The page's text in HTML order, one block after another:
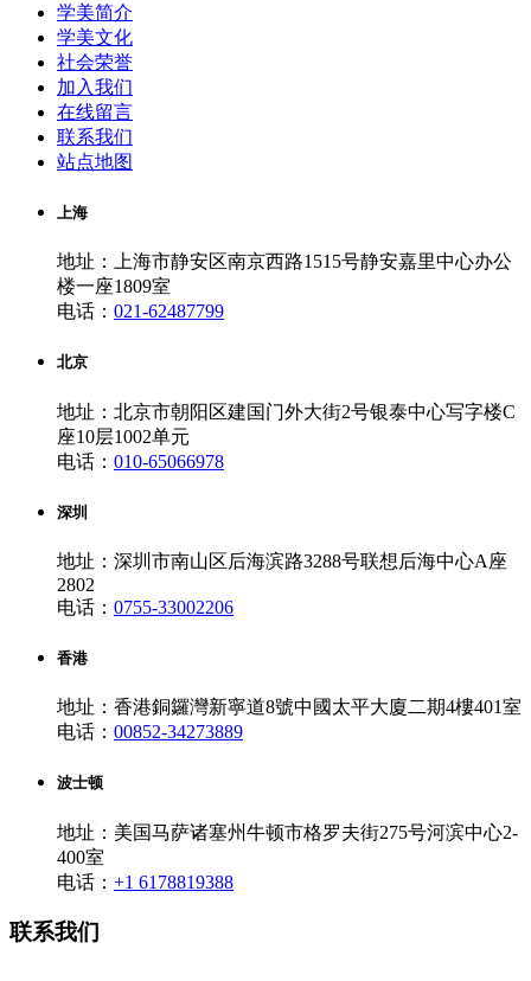
学美简介
学美文化
社会荣誉
加入我们
在线留言
联系我们
站点地图
上海
地址：上海市静安区南京西路1515号静安嘉里中心办公
楼一座1809室
电话： 021-62487799
北京
地址：北京市朝阳区建国门外大街2号银泰中心写字楼C
座10层1002单元
电话： 010-65066978
深圳
地址：深圳市南山区后海滨路3288号联想后海中心A座
2802
电话： 0755-33002206
香港
地址：香港銅鑼灣新寧道8號中國太平大廈二期4樓401室
电话： 00852-34273889
波士顿
地址：美国马萨诸塞州牛顿市格罗夫街275号河滨中心2-
400室
电话： +1 6178819388
联系我们